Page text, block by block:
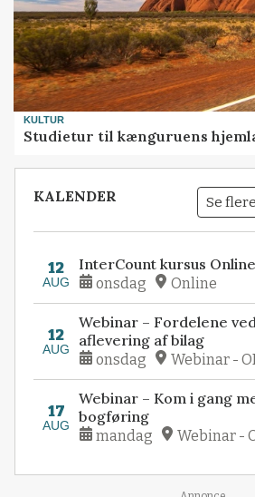
KULTUR
Studietur til kænguruens
KALENDER Se
12
AUG
InterCount kursus Online
onsdag Online
12
AUG
Webinar – Fordelene
aflevering af bilag
onsdag Webinar -
17
AUG
Webinar – Kom i gang
bogføring
mandag Webinar -